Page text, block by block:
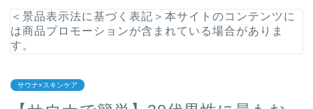
＜景品表示法に基づく表記＞本サイトのコンテンツに
は商品プロモーションが含まれている場合がありま
す。
サウナ×スキンケア